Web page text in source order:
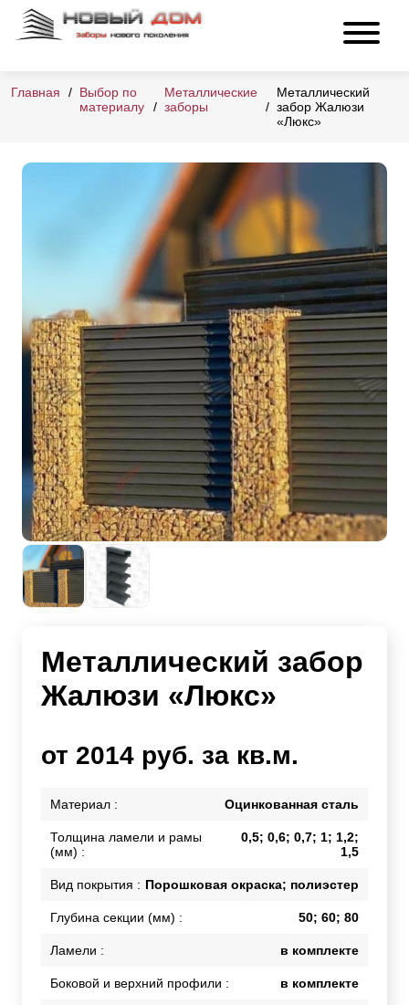
Главная
Выбор по
материалу
Металлические
заборы
Металлический
забор Жалюзи
«Люкс»
Металлический забор
Жалюзи «Люкс»
от 2014 руб. за кв.м.
Материал : Оцинкованная сталь
Толщина ламели и рамы
(мм) :
0,5; 0,6; 0,7; 1; 1,2;
1,5
Вид покрытия : Порошковая окраска; полиэстер
Глубина секции (мм) : 50; 60; 80
Ламели : в комплекте
Боковой и верхний профили : в комплекте